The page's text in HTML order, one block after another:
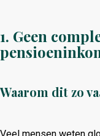
1. Geen
Waarom dit zo